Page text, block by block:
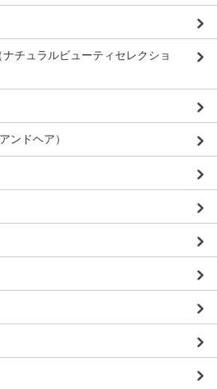
チュラルビューティセレクショ
ンドヘア）